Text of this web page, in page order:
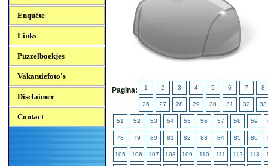
Enquête
Links
Puzzelboekjes
Vakantiefoto's
Disclaimer
Contact
Pagina: 1 2 3 4 5 6 7 8
26 27 28 29 30 31 32 33
51 52 53 54 55 56 57 58 59
78 79 80 81 82 83 84 85 86
105 106 107 108 109 110 111 112 113